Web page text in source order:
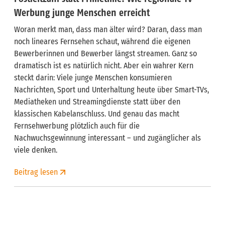
Werbung junge Menschen erreicht
Woran merkt man, dass man älter wird? Daran, dass man
noch lineares Fernsehen schaut, während die eigenen
Bewerberinnen und Bewerber längst streamen. Ganz so
dramatisch ist es natürlich nicht. Aber ein wahrer Kern
steckt darin: Viele junge Menschen konsumieren
Nachrichten, Sport und Unterhaltung heute über Smart-TVs,
Mediatheken und Streamingdienste statt über den
klassischen Kabelanschluss. Und genau das macht
Fernsehwerbung plötzlich auch für die
Nachwuchsgewinnung interessant – und zugänglicher als
viele denken.
Beitrag lesen